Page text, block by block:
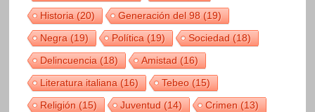
Historia(20) Generación del 98(19)
Negra(19) Política(19) Sociedad(18)
Delincuencia(18) Amistad(16)
Literatura italiana(16) Tebeo(15)
Religión(15) Juventud(14) Crimen(13)